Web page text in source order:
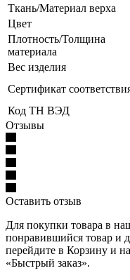
Ткань/Материал верха
Цвет
Плотность/Толщина
материала
Вес изделия
Сертификат
Код ТН ВЭД
Отзывы
Оставить отзыв
Для покупки товара в
понравившийся товар и
перейдите в Корзину и
«Быстрый заказ».